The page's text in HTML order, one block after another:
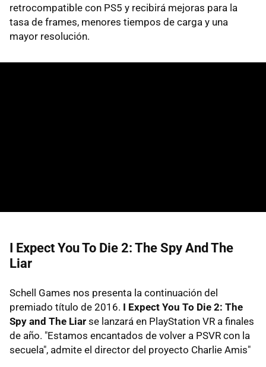
retrocompatible con PS5 y recibirá mejoras para la
tasa de frames, menores tiempos de carga y una
mayor resolución.
I Expect You To Die 2: The Spy And The
Liar
Schell Games nos presenta la continuación del
premiado título de 2016. I Expect You To Die 2: The
Spy and The Liar se lanzará en PlayStation VR a finales
de año. "Estamos encantados de volver a PSVR con la
secuela", admite el director del proyecto Charlie Amis"